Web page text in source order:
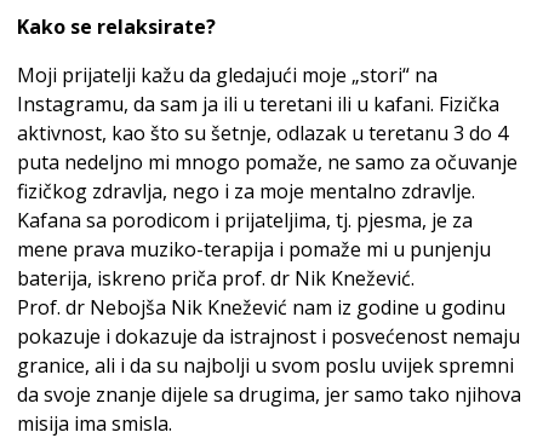
Kako se relaksirate?
Moji prijatelji kažu da gledajući moje „stori“ na
Instagramu, da sam ja ili u teretani ili u kafani. Fizička
aktivnost, kao što su šetnje, odlazak u teretanu 3 do 4
puta nedeljno mi mnogo pomaže, ne samo za očuvanje
fizičkog zdravlja, nego i za moje mentalno zdravlje.
Kafana sa porodicom i prijateljima, tj. pjesma, je za
mene prava muziko-terapija i pomaže mi u punjenju
baterija, iskreno priča prof. dr Nik Knežević.
Prof. dr Nebojša Nik Knežević nam iz godine u godinu
pokazuje i dokazuje da istrajnost i posvećenost nemaju
granice, ali i da su najbolji u svom poslu uvijek spremni
da svoje znanje dijele sa drugima, jer samo tako njihova
misija ima smisla.